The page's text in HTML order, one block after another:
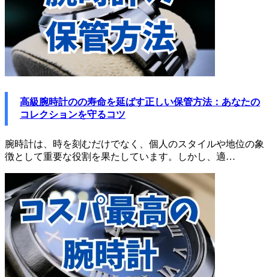
高級腕時計のの寿命を延ばす正しい保管方法：あなたの
コレクションを守るコツ
腕時計は、時を刻むだけでなく、個人のスタイルや地位の象
徴として重要な役割を果たしています。しかし、適…